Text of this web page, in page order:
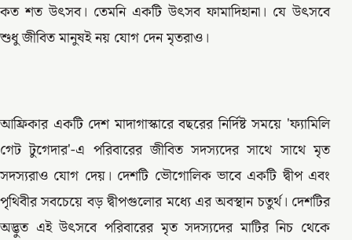
কত শত উৎসব। তেমনি একটি উৎসব ফামাদিহানা। যে উৎসবে
শুধু জীবিত মানুষই নয় যোগ দেন মৃতরাও।
আফ্রিকার একটি দেশ মাদাগাস্কারে বছরের নির্দিষ্ট সময়ে 'ফ্যামিলি
গেট টুগেদার'-এ পরিবারের জীবিত সদস্যদের সাথে সাথে মৃত
সদস্যরাও যোগ দেয়। দেশটি ভৌগোলিক ভাবে একটি দ্বীপ এবং
পৃথিবীর সবচেয়ে বড় দ্বীপগুলোর মধ্যে এর অবস্থান চতুর্থ। দেশটির
অদ্ভুত এই উৎসবে পরিবারের মৃত সদস্যদের মাটির নিচ থেকে